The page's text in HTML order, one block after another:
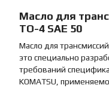
Масло для
TO-4 SAE 50
Масло для
это специально
требований
KOMATSU,